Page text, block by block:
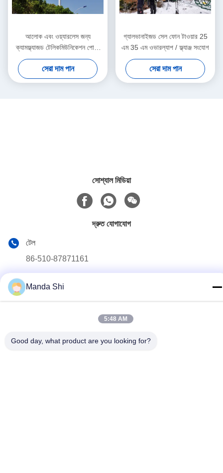
আলোক এবং ওয়্যারলেস জন্য
ক্যামফ্ল্যাজড টেলিকমিউনিকেশন পোস্ট
30 এম 35 এম 40 এম
সেরা দাম পান
গ্যালভানাইজড সেল ফোন টাওয়ার 25
এম 35 এম ওভারল্যাপ / ফ্ল্যাঞ্জ সংযোগ
সেরা দাম পান
সোশ্যাল মিডিয়া
দ্রুত যোগাযোগ
টেল
86-510-87871161
নং ১ Xinghe রোড, Heqiao ইন্ডাস্ট্রিয়াল জোন, Yixing, Jiangsu, চীন
Manda Shi
5:48 AM
Good day, what product are you looking for?